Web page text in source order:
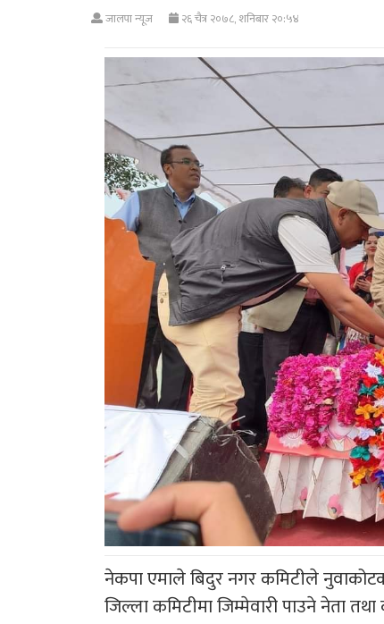
जालपा न्यूज २६ चैत्र २०७८, शनिबार २०:५४
नेकपा एमाले बिदुर नगर कमिटीले
जिल्ला कमिटीमा जिम्मेवारी पाउने नेता